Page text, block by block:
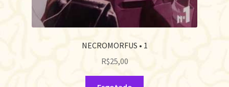
NECROMORFUS • 1
R$25,00